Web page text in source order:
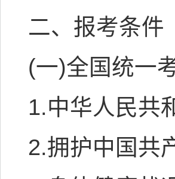
二、报考条件
(一)全国统一
1.中华人民共
2.拥护中国共